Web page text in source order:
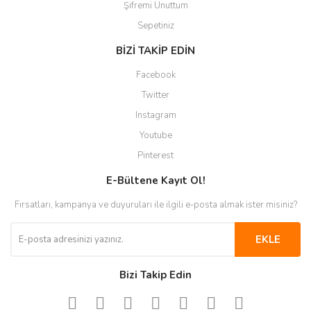
Şifremi Unuttum
Sepetiniz
BİZİ TAKİP EDİN
Facebook
Twitter
Instagram
Youtube
Pinterest
E-Bültene Kayıt Ol!
Fırsatları, kampanya ve duyuruları ile ilgili e-posta almak ister misiniz?
EKLE
Bizi Takip Edin